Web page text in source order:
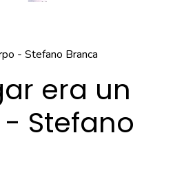
- Stefano Branca
era un
Stefano